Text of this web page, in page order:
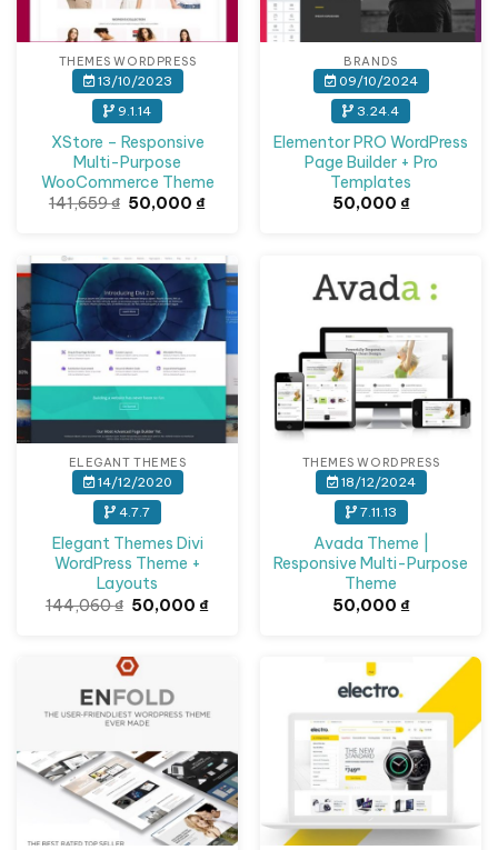
THEMES WORDPRESS
13/10/2023
9.1.14
XStore – Responsive
Multi-Purpose
WooCommerce Theme
141,659₫ Giá
gốc
50,000₫Giá
50,000 ₫.
BRANDS
09/10/2024
3.24.4
Elementor PRO WordPress
Page Builder + Pro
Templates
50,000 ₫
Giảm giá!
ELEGANT THEMES
14/12/2020
4.7.7
Elegant Themes Divi
WordPress Theme +
Layouts
144,060₫ Giá
gốc
50,000 ₫Giá
THEMES WORDPRESS
18/12/2024
7.11.13
Avada Theme |
Responsive Multi-Purpose
Theme
50,000 ₫